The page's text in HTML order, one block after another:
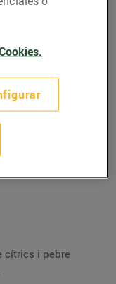
en
i
cítrics i pebre